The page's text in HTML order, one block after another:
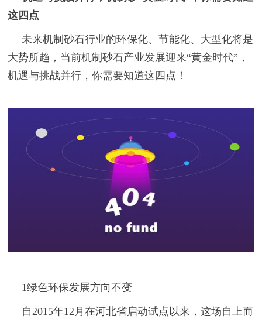
这四点
未来机制砂石行业的环保化、节能化、大型化将是
大势所趋，当前机制砂石产业发展迎来“黄金时代”，
机遇与挑战并行，你需要知道这四点！
1绿色环保发展方向不变
自2015年12月在河北省启动试点以来，这场自上而